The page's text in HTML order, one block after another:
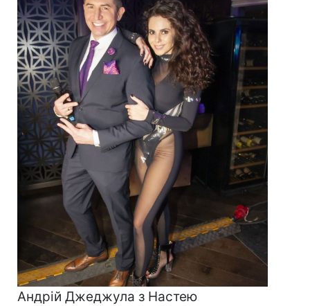
Андрій Джеджула з Настею